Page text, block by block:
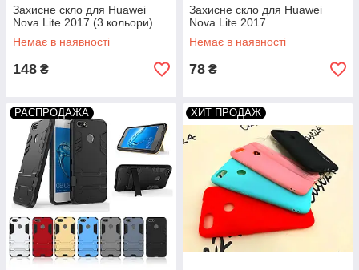
Захисне скло для Huawei
Nova Lite 2017 (3 кольори)
Немає в наявності
148 ₴
Захисне скло для Huawei
Nova Lite 2017
Немає в наявності
78 ₴
РАСПРОДАЖА ХИТ ПРОДАЖ